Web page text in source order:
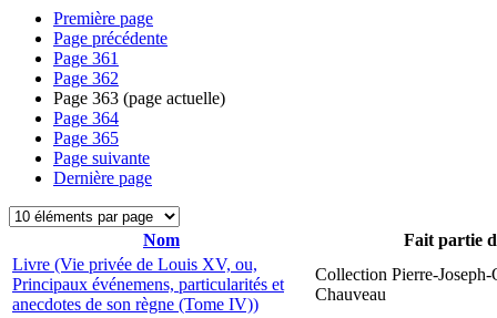
Première page
Page précédente
Page 361
Page 362
Page 363 (page actuelle)
Page 364
Page 365
Page suivante
Dernière page
Nom
Fait partie
Livre (Vie privée de Louis XV, ou,
Principaux événemens, particularités et
anecdotes de son règne (Tome IV))
Collection Pierre-
Chauveau